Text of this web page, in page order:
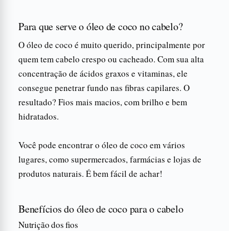
Para que serve o óleo de coco no cabelo?
O óleo de coco é muito querido, principalmente por
quem tem cabelo crespo ou cacheado. Com sua alta
concentração de ácidos graxos e vitaminas, ele
consegue penetrar fundo nas fibras capilares. O
resultado? Fios mais macios, com brilho e bem
hidratados.
Você pode encontrar o óleo de coco em vários
lugares, como supermercados, farmácias e lojas de
produtos naturais. É bem fácil de achar!
Benefícios do óleo de coco para o cabelo
Nutrição dos fios